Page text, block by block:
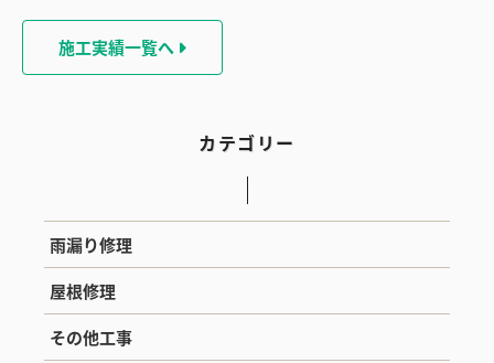
施工実績一覧へ
カテゴリー
雨漏り修理
屋根修理
その他工事